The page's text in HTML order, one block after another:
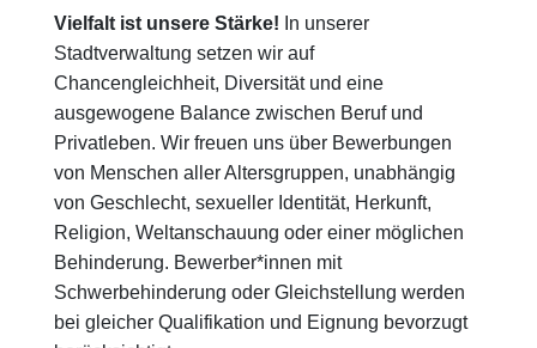
Vielfalt ist unsere Stärke! In unserer
Stadtverwaltung setzen wir auf
Chancengleichheit, Diversität und eine
ausgewogene Balance zwischen Beruf und
Privatleben. Wir freuen uns über Bewerbungen
von Menschen aller Altersgruppen, unabhängig
von Geschlecht, sexueller Identität, Herkunft,
Religion, Weltanschauung oder einer möglichen
Behinderung. Bewerber*innen mit
Schwerbehinderung oder Gleichstellung werden
bei gleicher Qualifikation und Eignung bevorzugt